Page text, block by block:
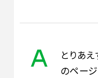
とりあ
のペー